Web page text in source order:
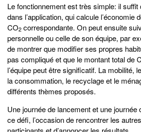
Le fonctionnement est très simple: il
dans l’application, qui calcule l’économie
CO2 correspondante. On peut ensuite
personnelle ou celle de son équipe, par
de montrer que modifier ses propres
pas compliqué et que le montant total de
l’équipe peut être significatif. La mobilité,
la consommation, le recyclage et le
différents thèmes proposés.
Une journée de lancement et une journée
ce défi, l’occasion de rencontrer les